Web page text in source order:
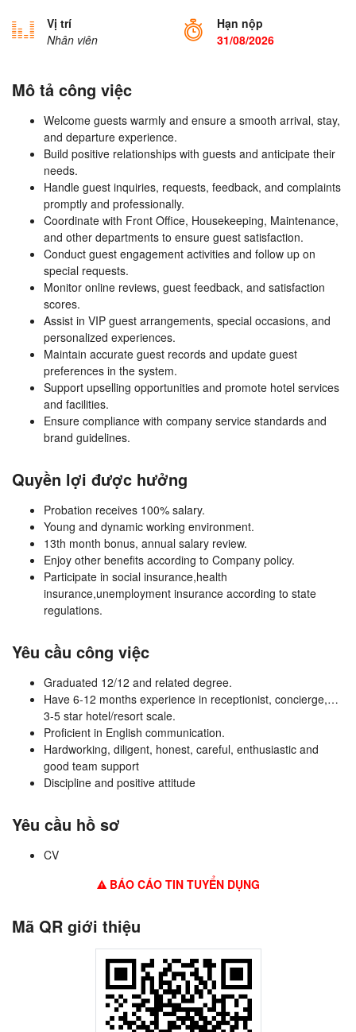
Vị trí
Nhân viên
Hạn nộp
31/08/2026
Mô tả công việc
Welcome guests warmly and ensure a smooth arrival, stay,
and departure experience.
Build positive relationships with guests and anticipate their
needs.
Handle guest inquiries, requests, feedback, and complaints
promptly and professionally.
Coordinate with Front Office, Housekeeping, Maintenance,
and other departments to ensure guest satisfaction.
Conduct guest engagement activities and follow up on
special requests.
Monitor online reviews, guest feedback, and satisfaction
scores.
Assist in VIP guest arrangements, special occasions, and
personalized experiences.
Maintain accurate guest records and update guest
preferences in the system.
Support upselling opportunities and promote hotel services
and facilities.
Ensure compliance with company service standards and
brand guidelines.
Quyền lợi được hưởng
Probation receives 100% salary.
Young and dynamic working environment.
13th month bonus, annual salary review.
Enjoy other benefits according to Company policy.
Participate in social insurance,health
insurance,unemployment insurance according to state
regulations.
Yêu cầu công việc
Graduated 12/12 and related degree.
Have 6-12 months experience in receptionist, concierge,…
3-5 star hotel/resort scale.
Proficient in English communication.
Hardworking, diligent, honest, careful, enthusiastic and
good team support
Discipline and positive attitude
Yêu cầu hồ sơ
CV
BÁO CÁO TIN TUYỂN DỤNG
Mã QR giới thiệu